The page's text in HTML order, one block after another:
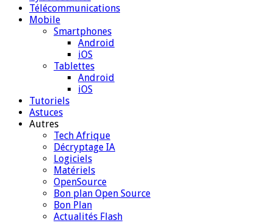
Télécommunications
Mobile
Smartphones
Android
iOS
Tablettes
Android
iOS
Tutoriels
Astuces
Autres
Tech Afrique
Décryptage IA
Logiciels
Matériels
OpenSource
Bon plan Open Source
Bon Plan
Actualités Flash